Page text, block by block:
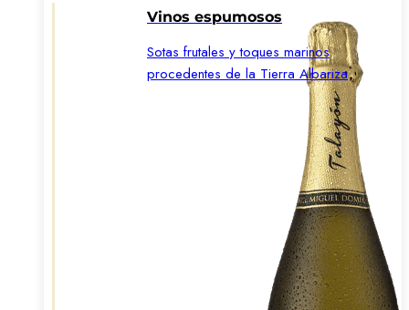
Vinos espumosos
Sotas frutales y toques marinos
procedentes de la Tierra Albariza